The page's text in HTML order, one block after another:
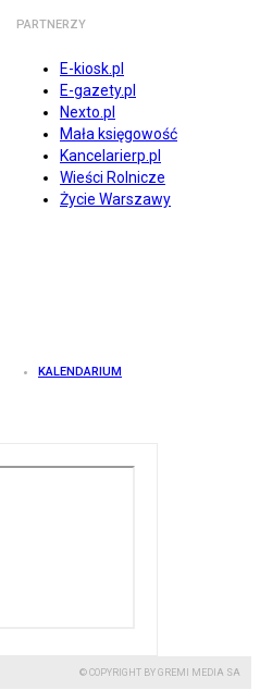
PARTNERZY
E-kiosk.pl
E-gazety.pl
Nexto.pl
Mała księgowość
Kancelarierp.pl
Wieści Rolnicze
Życie Warszawy
KALENDARIUM
© COPYRIGHT BY GREMI MEDIA SA